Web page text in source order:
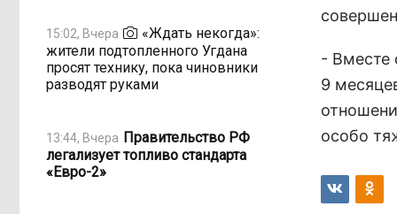
15:02, Вчера
«Ждать некогда»:
жители подтопленного Угдана
просят технику, пока чиновники
разводят руками
13:44, Вчера Правительство РФ
легализует топливо стандарта
«Евро-2»
- Вместе
9
особо